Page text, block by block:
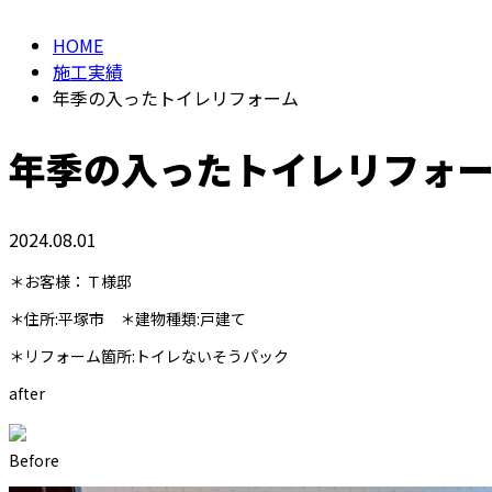
HOME
施工実績
年季の入ったトイレリフォーム
年季の入ったトイレリフォ
2024.08.01
＊お客様：Ｔ様邸
＊住所:平塚市 ＊建物種類:戸建て
＊リフォーム箇所:トイレないそうパック
after
Before